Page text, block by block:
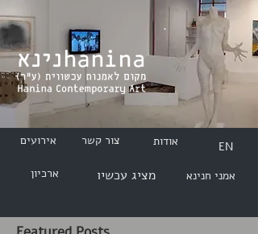
EN צור קשר אירועים
ארכיון
אודות
אמני חנינא מציג עכשיו